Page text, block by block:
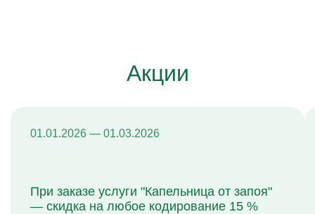
Акции
01.01.2026 — 01.03.2026
При заказе услуги "Капельница от запоя"
— скидка на любое кодирование 15 %